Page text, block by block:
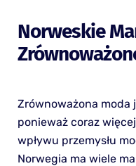
Norweskie
Zrównoważona moda
ponieważ coraz
wpływu przemysłu
Norwegia ma wiele